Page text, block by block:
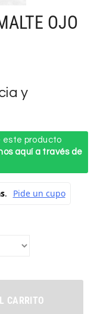
OJO
y
este producto
aquí a través de
CARRITO